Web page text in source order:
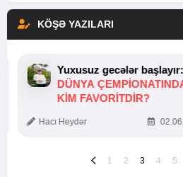
KÖŞƏ YAZILARI
Yuxusuz gecələr başlayır:
DÜNYA
KIM FAVORITDIR?
Hacı Heydər
1 2 3 4 5